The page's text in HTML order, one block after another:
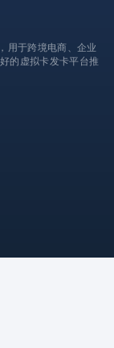
用于跨境电商、企业
的虚拟卡发卡平台推